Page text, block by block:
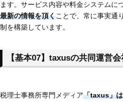
ます。サービス内容や料金システムに
最新の情報を頂くことで、常に事実通
制を構築しています。
【基本07】taxusの共同運営会
税理士事務所専門メディア「taxus」